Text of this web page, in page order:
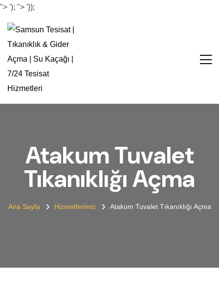
"> '); "> '});
Atakum Tuvalet
Tıkanıklığı Açma
Ana Sayfa Hizmetlerimiz Atakum Tuvalet Tıkanıklığı Açma